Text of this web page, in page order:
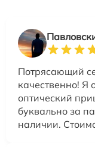
Потрясающий
качественно! Я
оптический
буквально за
наличии.